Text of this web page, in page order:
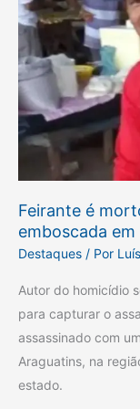
Feirante é
emboscada
Destaques / Por
Autor do homicídio
para capturar o
assassinado com
Araguatins, na
estado.
morto
à
tiros
de
eapingarda
durante
emboscada
em
Araguatins